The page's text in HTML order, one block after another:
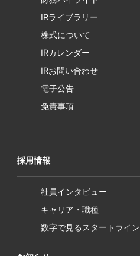
IRライブラリー
株式について
IRカレンダー
IRお問い合わせ
電子公告
免責事項
採用情報
社員インタビュー
キャリア・職種
数字で見るスタートライン